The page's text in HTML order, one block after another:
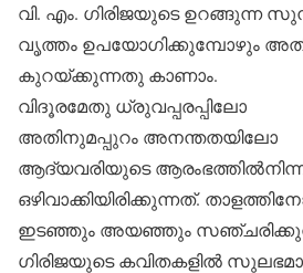
വി. എം. ഗിരിജയുടെ ഉറങ്ങുന്ന
വൃത്തം ഉപയോഗിക്കുമ്പോഴും
കുറയ്ക്കുന്നതു കാണാം.
വിദൂരമേതു ധ്രുവപ്പരപ്പിലോ
അതിനുമപ്പുറം അനന്തതയിലോ
ആദ്യവരിയുടെ
ഒഴിവാക്കിയിരിക്കുന്നത്.
ഇടഞ്ഞും അയഞ്ഞും
ഗിരിജയുടെ കവിതകളില്‍